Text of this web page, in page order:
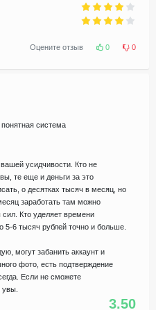
Оцените отзыв 0 0
система
усидчивости. Кто не
те еще и деньги за это
о десятках тысяч в месяц, но
заработать там можно
Кто уделяет времени
6 тысяч рублей точно и больше.
могут забанить аккаунт и
фото, есть подтверждение
Если не сможете
увы.
3.50